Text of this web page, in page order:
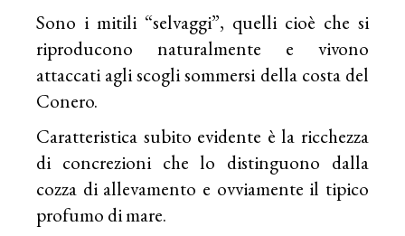
Sono i mitili “selvaggi”, quelli cioè che si
riproducono naturalmente e vivono
attaccati agli scogli sommersi della costa del
Conero.
Caratteristica subito evidente è la ricchezza
di concrezioni che lo distinguono dalla
cozza di allevamento e ovviamente il tipico
profumo di mare.